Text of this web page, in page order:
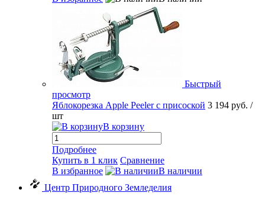
Быстрый
просмотр
Яблокорезка Apple Peeler с присоской 3 194 руб. /
шт
В корзину
Подробнее
Купить в 1 клик Сравнение
В избранное
В наличии
Центр Природного Земледелия